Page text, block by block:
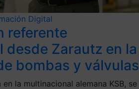
Digital
referente
desde Zarautz en la
bombas y válvulas
la multinacional alemana KSB, se